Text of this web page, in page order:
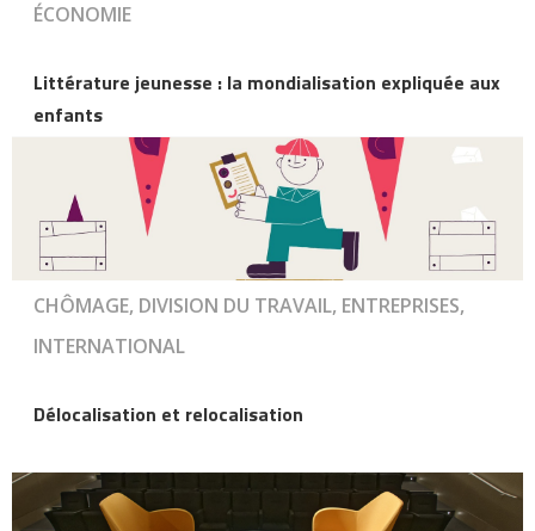
ÉCONOMIE
Littérature jeunesse : la mondialisation expliquée aux
enfants
CHÔMAGE, DIVISION DU TRAVAIL, ENTREPRISES,
INTERNATIONAL
Délocalisation et relocalisation